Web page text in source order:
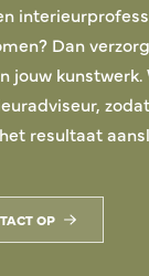
Dan
jouw
resultaat
OP